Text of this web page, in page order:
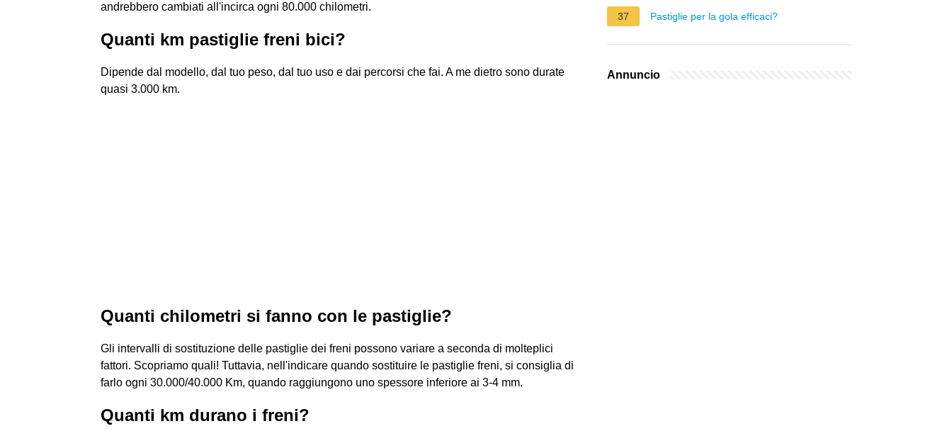
andrebbero cambiati all'incirca ogni 80.000 chilometri.
Quanti km pastiglie freni bici?
Dipende dal modello, dal tuo peso, dal tuo uso e dai percorsi che fai. A me dietro sono durate
quasi 3.000 km.
Quanti chilometri si fanno con le pastiglie?
Gli intervalli di sostituzione delle pastiglie dei freni possono variare a seconda di molteplici
fattori. Scopriamo quali! Tuttavia, nell'indicare quando sostituire le pastiglie freni, si consiglia di
farlo ogni 30.000/40.000 Km, quando raggiungono uno spessore inferiore ai 3-4 mm.
Quanti km durano i freni?
37
Pastiglie per la gola efficaci?
Annuncio